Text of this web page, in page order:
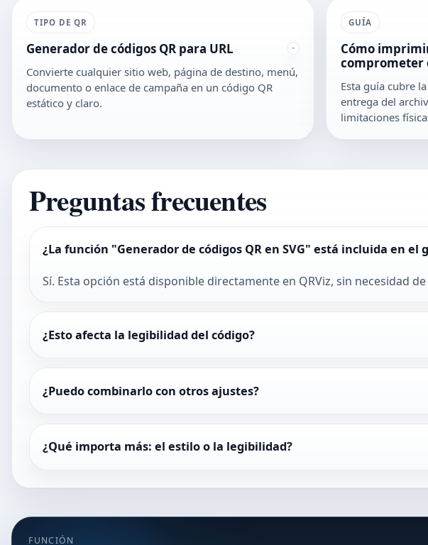
TIPO DE QR
Generador de códigos QR para URL
Convierte cualquier sitio web, página de destino, menú,
documento o enlace de campaña en un código QR
estático y claro.
GUÍA
Cómo
comprometer
Esta guía cubre
entrega del
limitaciones
Preguntas frecuentes
¿La función "Generador de códigos QR en SVG" está incluida en el
Sí. Esta opción está disponible directamente en QRViz, sin necesidad
¿Esto afecta la legibilidad del código?
¿Puedo combinarlo con otros ajustes?
¿Qué importa más: el estilo o la legibilidad?
FUNCIÓN